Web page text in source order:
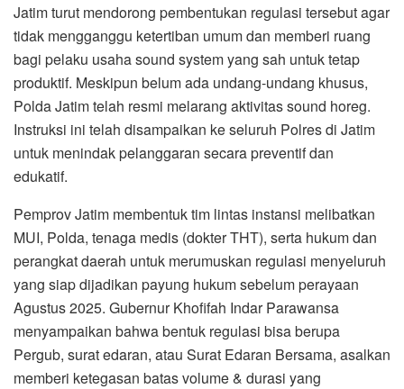
Jatim turut mendorong pembentukan regulasi tersebut agar
tidak mengganggu ketertiban umum dan memberi ruang
bagi pelaku usaha sound system yang sah untuk tetap
produktif. Meskipun belum ada undang-undang khusus,
Polda Jatim telah resmi melarang aktivitas sound horeg.
Instruksi ini telah disampaikan ke seluruh Polres di Jatim
untuk menindak pelanggaran secara preventif dan
edukatif.
Pemprov Jatim membentuk tim lintas instansi melibatkan
MUI, Polda, tenaga medis (dokter THT), serta hukum dan
perangkat daerah untuk merumuskan regulasi menyeluruh
yang siap dijadikan payung hukum sebelum perayaan
Agustus 2025. Gubernur Khofifah Indar Parawansa
menyampaikan bahwa bentuk regulasi bisa berupa
Pergub, surat edaran, atau Surat Edaran Bersama, asalkan
memberi ketegasan batas volume & durasi yang